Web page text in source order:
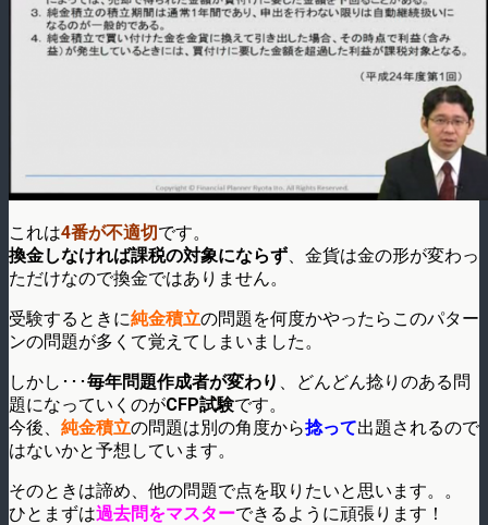
これは4番が不適切です。
換金しなければ課税の対象にならず、金貨は金の形が変わっ
ただけなので換金ではありません。
受験するときに純金積立の問題を何度かやったらこのパター
ンの問題が多くて覚えてしまいました。
しかし･･･毎年問題作成者が変わり 、どんどん捻りのある問
題になっていくのがCFP試験です。
今後、 純金積立の問題は別の角度から捻って出題されるので
はないかと予想しています。
そのときは諦め、他の問題で点を取りたいと思います。。
ひとまずは過去問をマスターできるように頑張ります！